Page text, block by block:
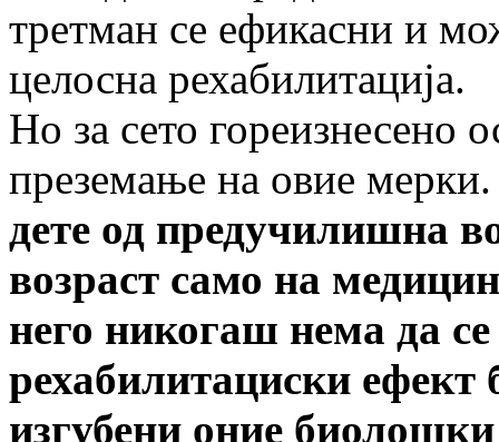
третман се ефикасни и
целосна рехабилитација.
Но за сето гореизнесено
преземање на овие
дете од предучилишна
возраст само на
него никогаш нема да
рехабилитациски ефект
изгубени оние